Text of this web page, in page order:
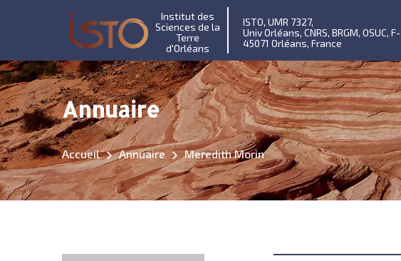
Institut des
Sciences de la
Terre
d'Orléans
ISTO, UMR 7327,
Univ Orléans, CNRS, BRGM, OSUC, F-
45071 Orléans, France
Annuaire
Accueil Annuaire Meredith Morin